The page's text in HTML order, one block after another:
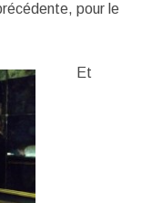
pour le
Et